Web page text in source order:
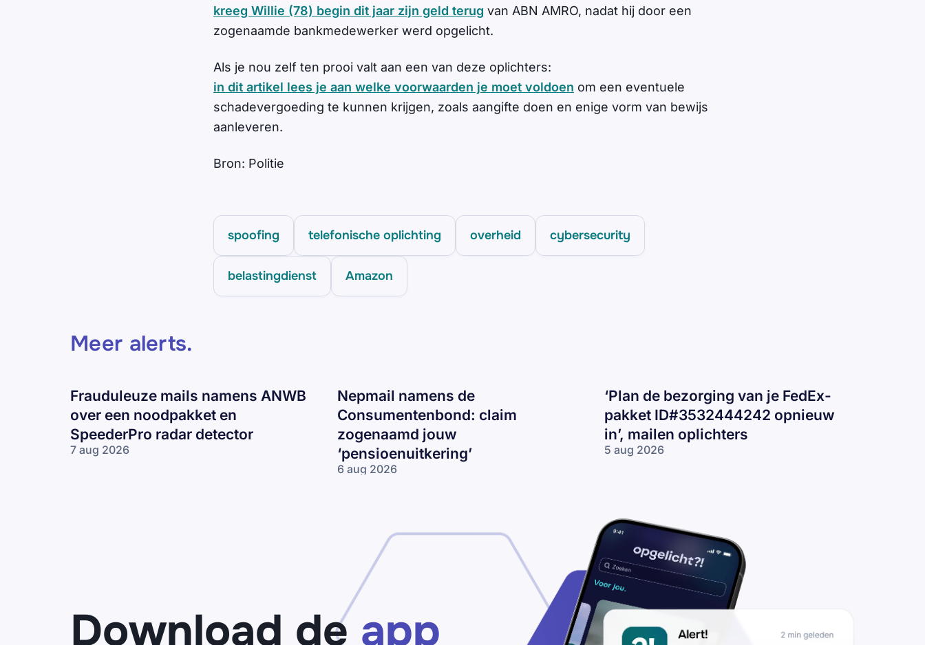
kreeg Willie (78) begin dit jaar zijn geld terug van ABN AMRO, nadat hij door een
zogenaamde bankmedewerker werd opgelicht.
Als je nou zelf ten prooi valt aan een van deze oplichters:
in dit artikel lees je aan welke voorwaarden je moet voldoen om een eventuele
schadevergoeding te kunnen krijgen, zoals aangifte doen en enige vorm van bewijs
aanleveren.
Bron: Politie
spoofing telefonische oplichting overheid cybersecurity
belastingdienst Amazon
Meer alerts.
Frauduleuze mails namens ANWB
over een noodpakket en
SpeederPro radar detector
7 aug 2026
Nepmail namens de
Consumentenbond: claim
zogenaamd jouw
‘pensioenuitkering’
6 aug 2026
‘pensioenuitkering’
‘Plan de bezorging van je FedEx-
pakket ID#3532444242 opnieuw
in’, mailen oplichters
5 aug 2026
opnieuw in’,
mailen
oplichters
Download de app